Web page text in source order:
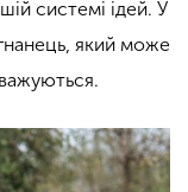
системі ідей. У
який може